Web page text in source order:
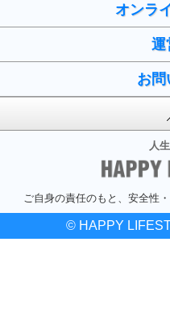
オンラ
運
お問
人
ご自身の責任のもと、安全性
© HAPPY